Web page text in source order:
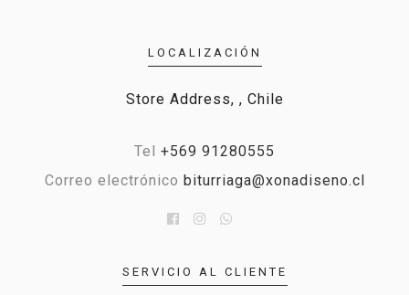
LOCALIZACIÓN
Store Address, , Chile
Tel +569 91280555
Correo electrónico biturriaga@xonadiseno.cl
SERVICIO AL CLIENTE